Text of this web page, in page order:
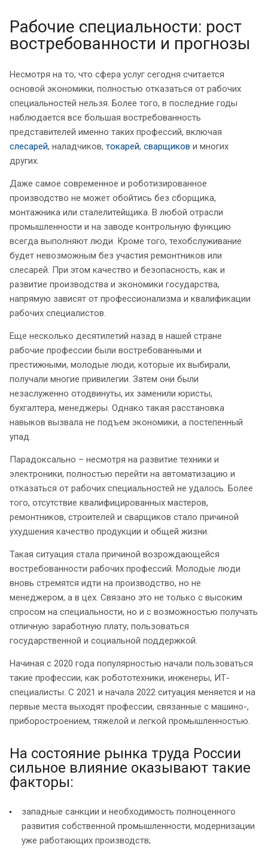
Рабочие специальности: рост
востребованности и прогнозы
Несмотря на то, что сфера услуг сегодня считается
основой экономики, полностью отказаться от рабочих
специальностей нельзя. Более того, в последние годы
наблюдается все большая востребованность
представителей именно таких профессий, включая
слесарей, наладчиков, токарей, сварщиков и многих
других.
Даже самое современное и роботизированное
производство не может обойтись без сборщика,
монтажника или сталелитейщика. В любой отрасли
промышленности и на заводе контрольную функцию
всегда выполняют люди. Кроме того, техобслуживание
будет невозможным без участия ремонтников или
слесарей. При этом качество и безопасность, как и
развитие производства и экономики государства,
напрямую зависят от профессионализма и квалификации
рабочих специалистов.
Еще несколько десятилетий назад в нашей стране
рабочие профессии были востребованными и
престижными, молодые люди, которые их выбирали,
получали многие привилегии. Затем они были
незаслуженно отодвинуты, их заменили юристы,
бухгалтера, менеджеры. Однако такая расстановка
навыков вызвала не подъем экономики, а постепенный
упад.
Парадоксально – несмотря на развитие техники и
электроники, полностью перейти на автоматизацию и
отказаться от рабочих специальностей не удалось. Более
того, отсутствие квалифицированных мастеров,
ремонтников, строителей и сварщиков стало причиной
ухудшения качество продукции и общей жизни.
Такая ситуация стала причиной возрождающейся
востребованности рабочих профессий. Молодые люди
вновь стремятся идти на производство, но не
менеджером, а в цех. Связано это не только с высоким
спросом на специальности, но и с возможностью получать
отличную заработную плату, пользоваться
государственной и социальной поддержкой.
Начиная с 2020 года популярностью начали пользоваться
такие профессии, как робототехники, инженеры, ИТ-
специалисты. С 2021 и начала 2022 ситуация меняется и на
первые места выходят профессии, связанные с машино-,
приборостроением, тяжелой и легкой промышленностью.
На состояние рынка труда России
сильное влияние оказывают такие
факторы:
западные санкции и необходимость полноценного
развития собственной промышленности, модернизации
уже работающих производств;